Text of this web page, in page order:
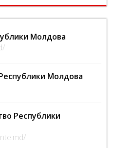
Молдова
Молдова
Республики